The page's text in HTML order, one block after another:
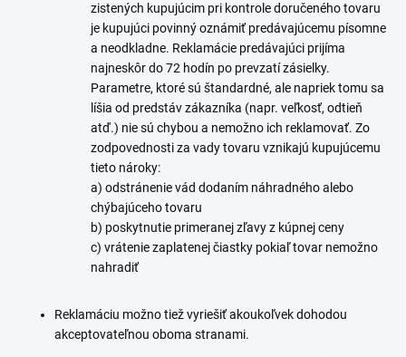
zistených kupujúcim pri kontrole doručeného tovaru
je kupujúci povinný oznámiť predávajúcemu písomne
a neodkladne. Reklamácie predávajúci prijíma
najneskôr do 72 hodín po prevzatí zásielky.
Parametre, ktoré sú štandardné, ale napriek tomu sa
líšia od predstáv zákazníka (napr. veľkosť, odtieň
atď.) nie sú chybou a nemožno ich reklamovať. Zo
zodpovednosti za vady tovaru vznikajú kupujúcemu
tieto nároky:
a) odstránenie vád dodaním náhradného alebo
chýbajúceho tovaru
b) poskytnutie primeranej zľavy z kúpnej ceny
c) vrátenie zaplatenej čiastky pokiaľ tovar nemožno
nahradiť
Reklamáciu možno tiež vyriešiť akoukoľvek dohodou
akceptovateľnou oboma stranami.